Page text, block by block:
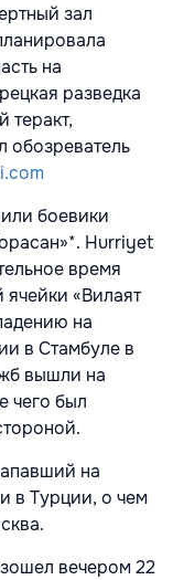
зал
на
разведка
теракт,
боевики
Hurriyet
время
ячейки «Вилаят
на
в Стамбуле в
вышли на
чего был
на
в Турции, о чем
вечером 22